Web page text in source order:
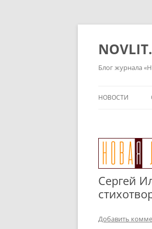
Перейти
Блог журнала
НОВОСТИ
Сергей
Добавить